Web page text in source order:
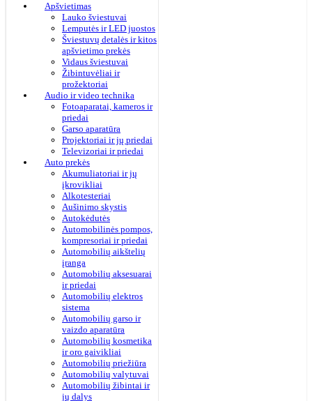
Apšvietimas
Lauko šviestuvai
Lemputės ir LED juostos
Šviestuvų detalės ir kitos
apšvietimo prekės
Vidaus šviestuvai
Žibintuvėliai ir
prožektoriai
Audio ir video technika
Fotoaparatai, kameros ir
priedai
Garso aparatūra
Projektoriai ir jų priedai
Televizoriai ir priedai
Auto prekės
Akumuliatoriai ir jų
įkrovikliai
Alkotesteriai
Aušinimo skystis
Autokėdutės
Automobilinės pompos,
kompresoriai ir priedai
Automobilių aikštelių
įranga
Automobilių aksesuarai
ir priedai
Automobilių elektros
sistema
Automobilių garso ir
vaizdo aparatūra
Automobilių kosmetika
ir oro gaivikliai
Automobilių priežiūra
Automobilių valytuvai
Automobilių žibintai ir
jų dalys